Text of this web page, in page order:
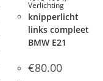
Verlichting
knipperlicht
links compleet
BMW E21
€80.00